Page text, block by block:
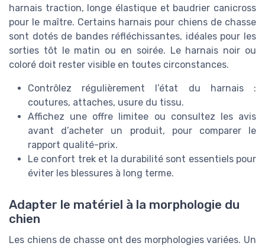
harnais traction, longe élastique et baudrier canicross
pour le maître. Certains harnais pour chiens de chasse
sont dotés de bandes réfléchissantes, idéales pour les
sorties tôt le matin ou en soirée. Le harnais noir ou
coloré doit rester visible en toutes circonstances.
Contrôlez régulièrement l’état du harnais :
coutures, attaches, usure du tissu.
Affichez une offre limitee ou consultez les avis
avant d’acheter un produit, pour comparer le
rapport qualité-prix.
Le confort trek et la durabilité sont essentiels pour
éviter les blessures à long terme.
Adapter le matériel à la morphologie du
chien
Les chiens de chasse ont des morphologies variées. Un